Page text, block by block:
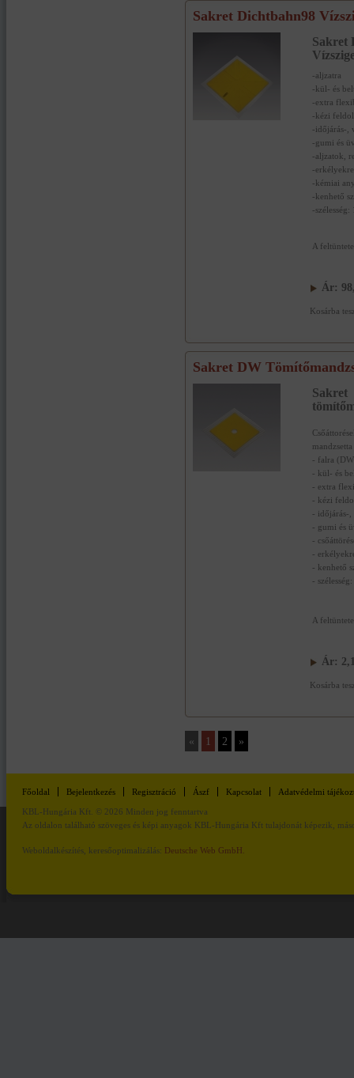
Sakret Dichtbahn98
Sakret
-aljzatra
-kül- és
-extra
-kézi
-időjárás-,
-gumi és
-aljzatok,
-
-kémiai
-kenhető
-
A
Ár:
Kosárba
Sakret DW
mandzsetta
- falra
- kül- és
- extra
- kézi
- időjárás-
- gumi és
-
-
- kenhető
-
A
Ár:
Kosárba
« 1 2 »
Főoldal Bejelentkezés Regisztráció Ászf Kapcsolat Adatvédelmi
KBL-Hungária Kft. © 2026 Minden jog fenntartva
Az oldalon található szöveges és képi anyagok KBL-Hungária Kft tulajdonát képezik,
Weboldalkészítés, keresőoptimalizálás: Deutsche Web GmbH.